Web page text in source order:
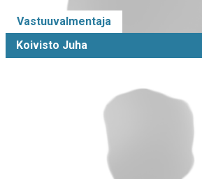
Vastuuvalmentaja
Koivisto Juha